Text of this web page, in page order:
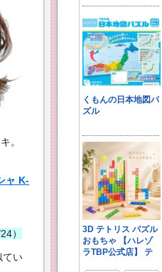
。
ャ K-
）
てい